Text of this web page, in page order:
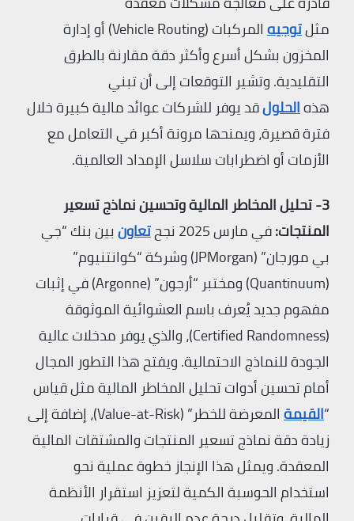
مثلتوجيه
المركبات (Vehicle Routing) أو إدارة
المخزون بشكل أسرع وأكثر دقة مقارنة بالطرق
التقليدية. وتشير التوقعات إلى أن تبني
هذهالحلولقد يوفر للشركات عوائد مالية كبيرة خلال
فترة قصيرة، ويمنحها مرونة أكبر في التعامل مع
الأزمات أو اضطرابات سلاسل الإمداد العالمية.
3- تحليل المخاطر المالية وتحسين نماذج تسعير
المنتجات:في مارس 2025 نجح تعاونبين بنك “جي
بي مورجان” (JPMorgan) وشركة “كوانتنيوم”
(Quantinuum) ومختبر “أرجون” (Argonne) في إثبات
مفهوم جديد يُعرف باسم العشوائية الموثوقة
(Certified Randomness)، والذي يوفر مدخلات عالية
الجودة للنماذج الاحتمالية. ويفتح هذا التطور المجال
أمام تحسين أدوات تحليل المخاطر المالية مثل قياس
“القيمة
المعرضة للخطر” (Value-at-Risk)، إضافة إلى
زيادة دقة نماذج تسعير المنتجات والمشتقات المالية
المعقدة. ويمثل هذا الإنجاز خطوة عملية نحو
استخدام الحوسبة الكمية لتعزيز استقرار الأنظمة